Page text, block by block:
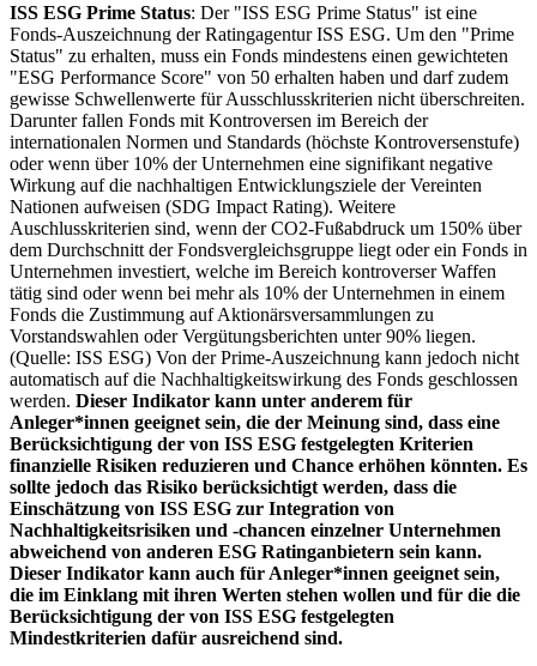
ISS ESG Prime Status: Der "ISS ESG Prime Status" ist eine
Fonds-Auszeichnung der Ratingagentur ISS ESG. Um den "Prime
Status" zu erhalten, muss ein Fonds mindestens einen gewichteten
"ESG Performance Score" von 50 erhalten haben und darf zudem
gewisse Schwellenwerte für Ausschlusskriterien nicht überschreiten.
Darunter fallen Fonds mit Kontroversen im Bereich der
internationalen Normen und Standards (höchste Kontroversenstufe)
oder wenn über 10% der Unternehmen eine signifikant negative
Wirkung auf die nachhaltigen Entwicklungsziele der Vereinten
Nationen aufweisen (SDG Impact Rating). Weitere
Auschlusskriterien sind, wenn der CO2-Fußabdruck um 150% über
dem Durchschnitt der Fondsvergleichsgruppe liegt oder ein Fonds in
Unternehmen investiert, welche im Bereich kontroverser Waffen
tätig sind oder wenn bei mehr als 10% der Unternehmen in einem
Fonds die Zustimmung auf Aktionärsversammlungen zu
Vorstandswahlen oder Vergütungsberichten unter 90% liegen.
(Quelle: ISS ESG) Von der Prime-Auszeichnung kann jedoch nicht
automatisch auf die Nachhaltigkeitswirkung des Fonds geschlossen
werden. Dieser Indikator kann unter anderem für
Anleger*innen geeignet sein, die der Meinung sind, dass eine
Berücksichtigung der von ISS ESG festgelegten Kriterien
finanzielle Risiken reduzieren und Chance erhöhen könnten. Es
sollte jedoch das Risiko berücksichtigt werden, dass die
Einschätzung von ISS ESG zur Integration von
Nachhaltigkeitsrisiken und -chancen einzelner Unternehmen
abweichend von anderen ESG Ratinganbietern sein kann.
Dieser Indikator kann auch für Anleger*innen geeignet sein,
die im Einklang mit ihren Werten stehen wollen und für die die
Berücksichtigung der von ISS ESG festgelegten
Mindestkriterien dafür ausreichend sind.